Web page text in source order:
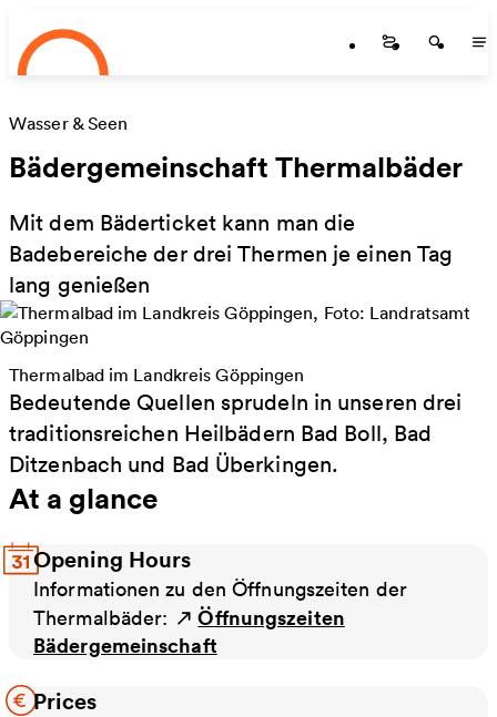
Skip to main content
Startseite
Wasser & Seen
Bädergemeinschaft Thermalbäder
Mit dem Bäderticket kann man die
Badebereiche der drei Thermen je einen Tag
lang genießen
Thermalbad im Landkreis Göppingen
Bedeutende Quellen sprudeln in unseren drei
traditionsreichen Heilbädern Bad Boll, Bad
Ditzenbach und Bad Überkingen.
At a glance
Opening Hours
Informationen zu den Öffnungszeiten der
Thermalbäder:
Öffnungszeiten
Bädergemeinschaft
Prices